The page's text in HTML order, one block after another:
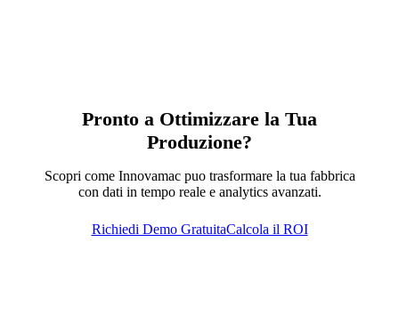
Pronto a Ottimizzare la Tua
Produzione?
Scopri come Innovamac puo trasformare la tua fabbrica
con dati in tempo reale e analytics avanzati.
Richiedi Demo GratuitaCalcola il ROI